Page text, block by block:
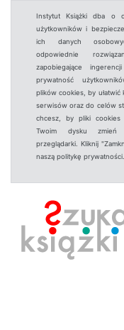
Instytut Książki dba o
użytkowników i
ich danych
odpowiednie
zapobiegające
prywatność
plików cookies, by ułatwić
serwisów oraz do celów
chcesz, by pliki cookies
Twoim dysku zmień
przeglądarki. Kliknij
naszą politykę prywatności.